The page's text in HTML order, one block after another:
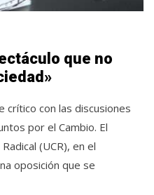
que no
crítico con las discusiones
por el Cambio. El
(UCR), en el
oposición que se